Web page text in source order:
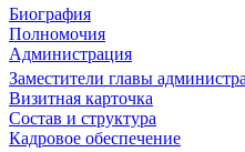
Биография
Полномочия
Администрация
Заместители главы
Визитная карточка
Состав и структура
Кадровое обеспечение